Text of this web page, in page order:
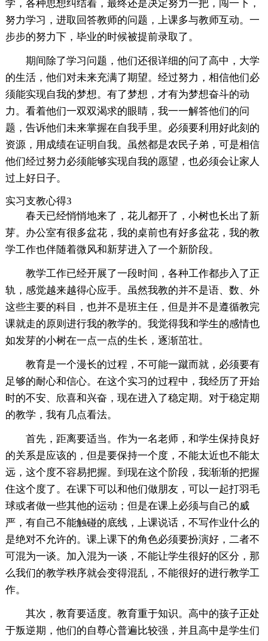
学，各种思想纠结着，最终还是决定努力一把，闯一下，
努力学习，进取回答教师的问题，上课多与教师互动。一
步步的努力下，毕业的时候被提前录取了。
期间除了学习问题，他们还很详细的问了高中，大学
的生活，他们对未来充满了期望。经过努力，相信他们必
须能实现自我的梦想。有了梦想，才有为梦想奋斗的动
力。看着他们一双双渴求的眼睛，我一一解答他们的问
题，告诉他们未来掌握在自我手里。必须要利用好此刻的
资源，用成绩在证明自我。虽然都是农民子弟，可是相信
他们经过努力必须能够实现自我的愿望，也必须会让家人
过上好日子。
实习支教心得3
春天已经悄悄地来了，花儿都开了，小树也长出了新
芽。办公室有很多盆花，我的桌前也有好多盆花，我的教
学工作也伴随着微风和新芽进入了一个新阶段。
教学工作已经开展了一段时间，各种工作都步入了正
轨，感觉越来越得心应手。虽然我教的并不是语、数、外
这些主要的科目，也并不是班主任，但是并不是遵循教完
课就走的原则进行我的教学的。我觉得我和学生的感情也
如发芽的小树在一点一点的生长，逐渐茁壮。
教育是一个漫长的过程，不可能一蹴而就，必须要有
足够的耐心和信心。在这个实习的过程中，我经历了开始
时的不安、欣喜和兴奋，现在进入了稳定期。对于稳定期
的教学，我有几点看法。
首先，距离要适当。作为一名老师，和学生保持良好
的关系是应该的，但是要保持一个度，不能太近也不能太
远，这个度不容易把握。到现在这个阶段，我渐渐的把握
住这个度了。在课下可以和他们做朋友，可以一起打羽毛
球或者做一些其他的运动；但是在课上必须与自己的威
严，有自己不能触碰的底线，上课说话，不写作业什么的
是绝对不允许的。课上课下的角色必须要扮演好，二者不
可混为一谈。加入混为一谈，不能让学生很好的区分，那
么我们的教学秩序就会变得混乱，不能很好的进行教学工
作。
其次，教育要适度。教育重于知识。高中的孩子正处
于叛逆期，他们的自尊心普遍比较强，并且高中是学生们